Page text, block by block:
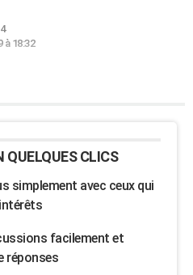
à 18:32
QUELQUES CLICS
simplement avec ceux qui
facilement et
réponses